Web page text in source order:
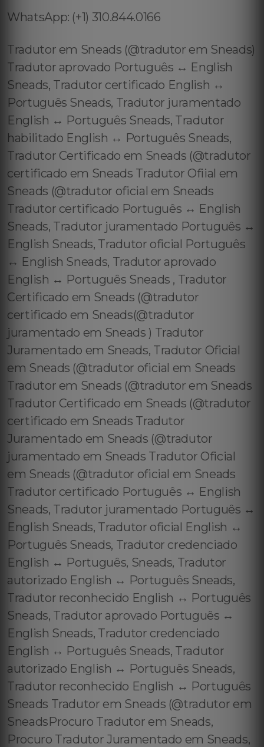
WhatsApp: (+1) 310.844.0166
Tradutor em Sneads (@tradutor em Sneads)
Tradutor aprovado Português ↔️ English
Sneads, Tradutor certificado English ↔️
Português Sneads, Tradutor juramentado
English ↔️ Português Sneads, Tradutor
habilitado English ↔️ Português Sneads,
Tradutor Certificado em Sneads (@tradutor
certificado em Sneads Tradutor Ofiial em
Sneads (@tradutor oficial em Sneads
Tradutor certificado Português ↔️ English
Sneads, Tradutor juramentado Português ↔️
English Sneads, Tradutor oficial Português
↔️ English Sneads, Tradutor aprovado
English ↔️ Português Sneads , Tradutor
Certificado em Sneads (@tradutor
certificado em Sneads(@tradutor
juramentado em Sneads ) Tradutor
Juramentado em Sneads, Tradutor Oficial
em Sneads (@tradutor oficial em Sneads
Tradutor em Sneads (@tradutor em Sneads
Tradutor Certificado em Sneads (@tradutor
certificado em Sneads Tradutor
Juramentado em Sneads (@tradutor
juramentado em Sneads Tradutor Oficial
em Sneads (@tradutor oficial em Sneads
Tradutor certificado Português ↔️ English
Sneads, Tradutor juramentado Português ↔️
English Sneads, Tradutor oficial English ↔️
Português Sneads, Tradutor credenciado
English ↔️ Português, Sneads, Tradutor
autorizado English ↔️ Português Sneads,
Tradutor reconhecido English ↔️ Português
Sneads, Tradutor aprovado Português ↔️
English Sneads, Tradutor credenciado
English ↔️ Português Sneads, Tradutor
autorizado English ↔️ Português Sneads,
Tradutor reconhecido English ↔️ Português
Sneads Tradutor em Sneads (@tradutor em
SneadsProcuro Tradutor em Sneads,
Procuro Tradutor Juramentado em Sneads,